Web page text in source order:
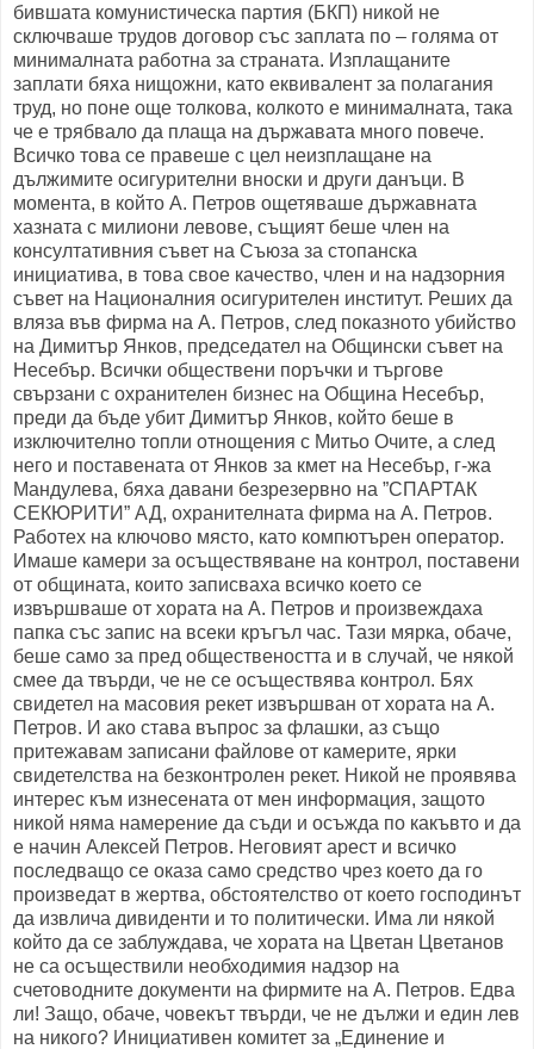
бившата комунистическа партия (БКП) никой не
сключваше трудов договор със заплата по – голяма от
минималната работна за страната. Изплащаните
заплати бяха нищожни, като еквивалент за полагания
труд, но поне още толкова, колкото е минималната, така
че е трябвало да плаща на държавата много повече.
Всичко това се правеше с цел неизплащане на
дължимите осигурителни вноски и други данъци. В
момента, в който А. Петров ощетяваше държавната
хазната с милиони левове, същият беше член на
консултативния съвет на Съюза за стопанска
инициатива, в това свое качество, член и на надзорния
съвет на Националния осигурителен институт. Реших да
вляза във фирма на А. Петров, след показното убийство
на Димитър Янков, председател на Общински съвет на
Несебър. Всички обществени поръчки и търгове
свързани с охранителен бизнес на Община Несебър,
преди да бъде убит Димитър Янков, който беше в
изключително топли отнощения с Митьо Очите, а след
него и поставената от Янков за кмет на Несебър, г-жа
Мандулева, бяха давани безрезервно на ”СПАРТАК
СЕКЮРИТИ” АД, охранителната фирма на А. Петров.
Работех на ключово място, като компютърен оператор.
Имаше камери за осъществяване на контрол, поставени
от общината, които записваха всичко което се
извършваше от хората на А. Петров и произвеждаха
папка със запис на всеки кръгъл час. Тази мярка, обаче,
беше само за пред обществеността и в случай, че някой
смее да твърди, че не се осъществява контрол. Бях
свидетел на масовия рекет извършван от хората на А.
Петров. И ако става въпрос за флашки, аз също
притежавам записани файлове от камерите, ярки
свидетелства на безконтролен рекет. Никой не проявява
интерес към изнесената от мен информация, защото
никой няма намерение да съди и осъжда по какъвто и да
е начин Алексей Петров. Неговият арест и всичко
последващо се оказа само средство чрез което да го
произведат в жертва, обстоятелство от което господинът
да извлича дивиденти и то политически. Има ли някой
който да се заблуждава, че хората на Цветан Цветанов
не са осъществили необходимия надзор на
счетоводните документи на фирмите на А. Петров. Едва
ли! Защо, обаче, човекът твърди, че не дължи и един лев
на никого? Инициативен комитет за „Единение и